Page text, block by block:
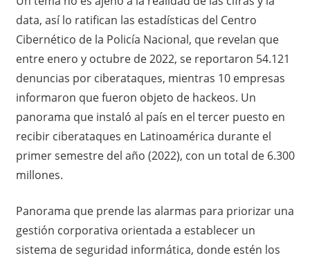
data, así lo ratifican las estadísticas del Centro
Cibernético de la Policía Nacional, que revelan que
entre enero y octubre de 2022, se reportaron 54.121
denuncias por ciberataques, mientras 10 empresas
informaron que fueron objeto de hackeos. Un
panorama que instaló al país en el tercer puesto en
recibir ciberataques en Latinoamérica durante el
primer semestre del año (2022), con un total de 6.300
millones.
Panorama que prende las alarmas para priorizar una
gestión corporativa orientada a establecer un
sistema de seguridad informática, donde estén los